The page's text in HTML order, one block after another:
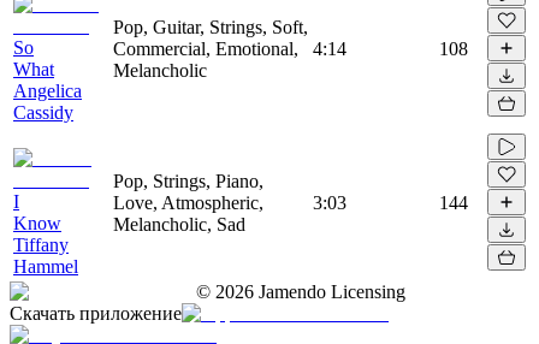
So
What
Angelica
Cassidy
Pop, Guitar, Strings, Soft,
Commercial, Emotional,
Melancholic
4:14 108
I
Know
Tiffany
Hammel
Pop, Strings, Piano,
Love, Atmospheric,
Melancholic, Sad
3:03 144
© 2026 Jamendo Licensing
Скачать приложение